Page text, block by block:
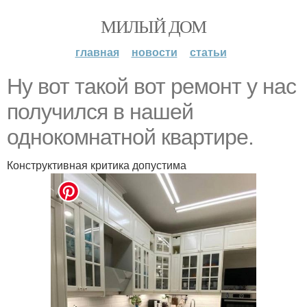
МИЛЫЙ ДОМ
главная новости статьи
Ну вот такой вот ремонт у нас
получился в нашей
однокомнатной квартире.
Конструктивная критика допустима